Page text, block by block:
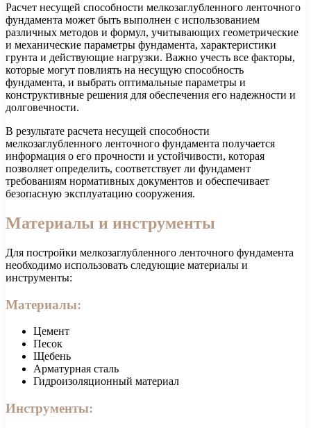
Расчет несущей способности мелкозаглубленного ленточного
фундамента может быть выполнен с использованием
различных методов и формул, учитывающих геометрические
и механические параметры фундамента, характеристики
грунта и действующие нагрузки. Важно учесть все факторы,
которые могут повлиять на несущую способность
фундамента, и выбрать оптимальные параметры и
конструктивные решения для обеспечения его надежности и
долговечности.
В результате расчета несущей способности
мелкозаглубленного ленточного фундамента получается
информация о его прочности и устойчивости, которая
позволяет определить, соответствует ли фундамент
требованиям нормативных документов и обеспечивает
безопасную эксплуатацию сооружения.
Материалы и инструменты
Для постройки мелкозаглубленного ленточного фундамента
необходимо использовать следующие материалы и
инструменты:
Материалы:
Цемент
Песок
Щебень
Арматурная сталь
Гидроизоляционный материал
Инструменты: